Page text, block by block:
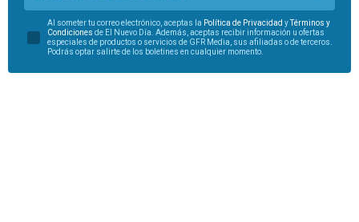
Al someter tu correo electrónico, aceptas la Política de Privacidad y
Términos y
Condiciones de El Nuevo Día. Además, aceptas recibir información u ofertas
especiales de productos o servicios de GFR Media, sus afiliadas o de terceros.
Podrás optar salirte de los boletines en cualquier momento.